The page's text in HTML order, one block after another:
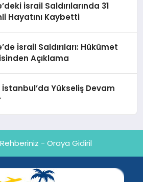
İsrail Saldırılarında 31
Hayatını Kaybetti
İsrail Saldırıları: Hükümet
Açıklama
İstanbul’da Yükseliş Devam
- Oraya Gidiril